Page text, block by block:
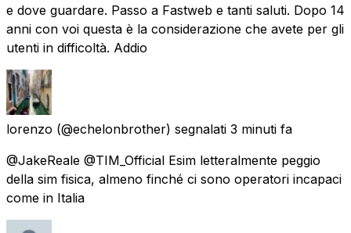
e dove guardare. Passo a Fastweb e tanti saluti. Dopo 14
anni con voi questa è la considerazione che avete per gli
utenti in difficoltà. Addio
lorenzo (@echelonbrother) segnalati 3 minuti fa
@JakeReale @TIM_Official Esim letteralmente peggio
della sim fisica, almeno finché ci sono operatori incapaci
come in Italia